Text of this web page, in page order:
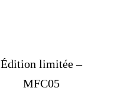
Édition limitée –
MFC05